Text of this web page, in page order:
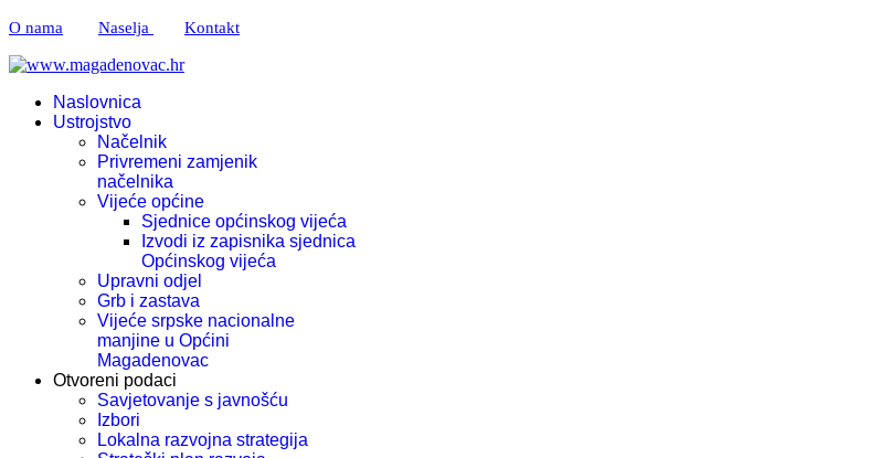
O nama Naselja Kontakt
Naslovnica
Ustrojstvo
Načelnik
Privremeni zamjenik
načelnika
Vijeće općine
Sjednice općinskog vijeća
Izvodi iz zapisnika sjednica
Općinskog vijeća
Upravni odjel
Grb i zastava
Vijeće srpske nacionalne
manjine u Općini
Magadenovac
Otvoreni podaci
Savjetovanje s javnošću
Izbori
Lokalna razvojna strategija